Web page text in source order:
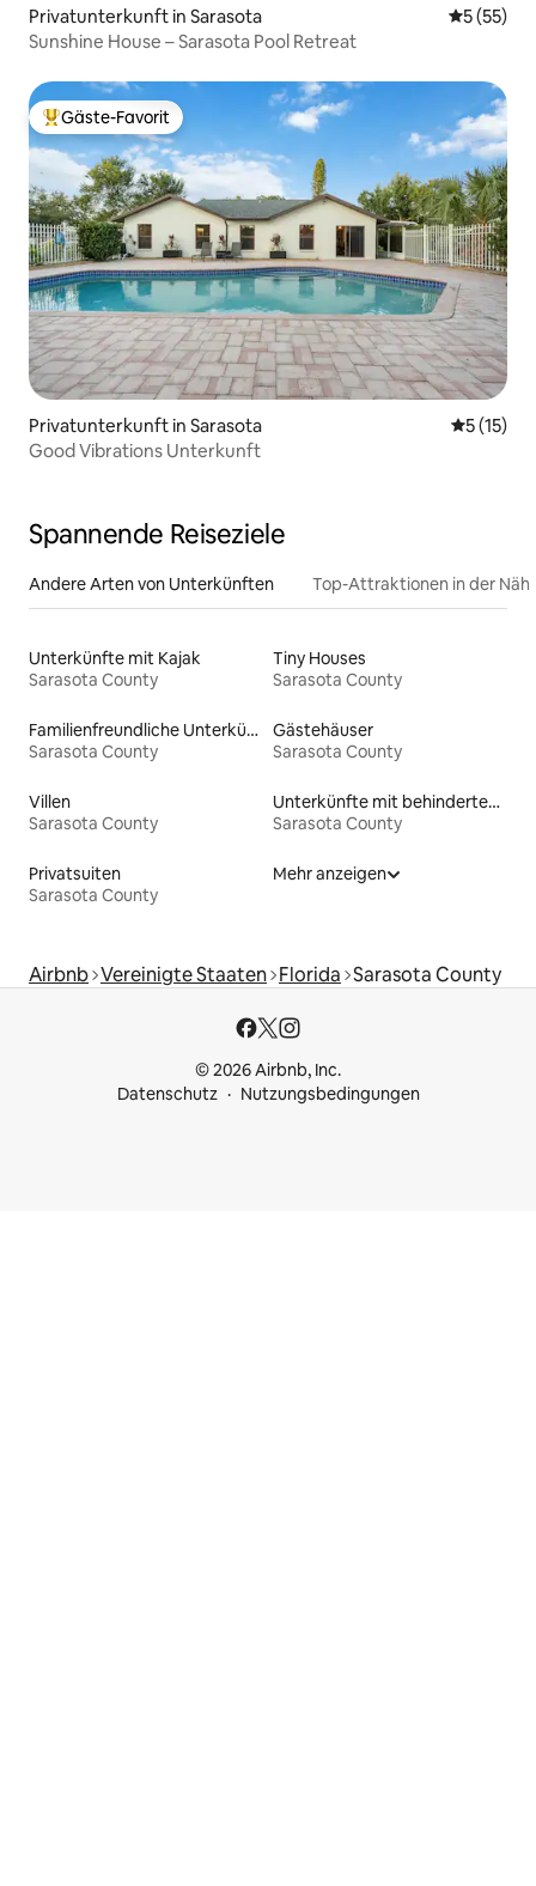
Privatunterkunft in Sarasota
5 (55)
Sunshine House – Sarasota Pool Retreat
Beliebter Gäste-Favorit.
Gäste-Favorit
Privatunterkunft in Sarasota
5 (15)
Good Vibrations Unterkunft
Spannende Reiseziele
Andere Arten von Unterkünften Top-Attraktionen in der
Unterkünfte mit Kajak
Sarasota County
Tiny Houses
Sarasota County
Familienfreundliche Unterkünfte
Sarasota County
Gästehäuser
Sarasota County
Villen
Sarasota County
Unterkünfte mit behindertengerechtem WC
Sarasota County
Privatsuiten
Sarasota County
Mehr anzeigen
Airbnb Vereinigte Staaten Florida Sarasota County
© 2026 Airbnb, Inc.
Datenschutz
Nutzungsbedingungen